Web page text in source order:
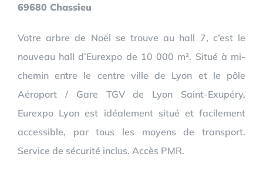
69680 Chassieu
Votre arbre de Noël se trouve au hall 7, c’est le
nouveau hall d’Eurexpo de 10 000 m². Situé à mi-
chemin entre le centre ville de Lyon et le pôle
Aéroport / Gare TGV de Lyon Saint-Exupéry,
Eurexpo Lyon est idéalement situé et facilement
accessible, par tous les moyens de transport.
Service de sécurité inclus. Accès PMR.